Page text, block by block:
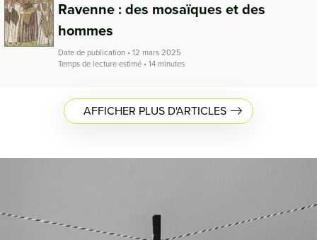
Ravenne : des mosaïques et des
hommes
Date de publication • 12 mars 2025
Temps de lecture estimé • 14 minutes
AFFICHER PLUS D'ARTICLES